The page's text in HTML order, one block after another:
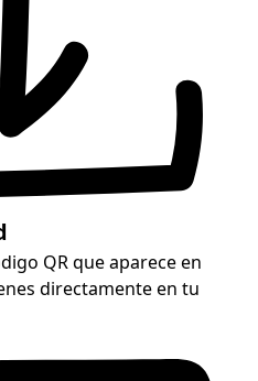
QR que aparece en
directamente en tu